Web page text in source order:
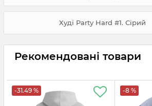
Худі Party Hard #1. Сірий
Рекомендовані товари
-31.49 % -8 %